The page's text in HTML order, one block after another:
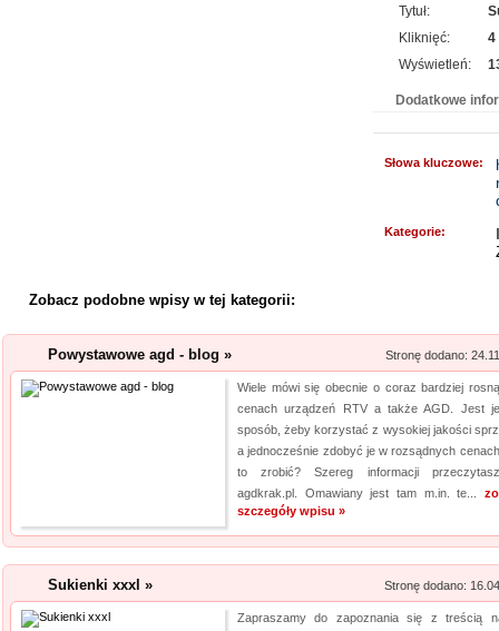
Profile aluminiowe
Jesteśmy firmą
Archiwizacja
Oferujemy zgłaszającym się
archiwizacyjne. Dzięki nam
Producent
Szukasz godnego zaufania
przejrzyj naszą propozycję.
pasteryzacji i szereg innych
jeżeli tym, czego szukasz, są
Rehabilitacja
Mikropolaryzacja mózgu, to
o powrót do pełnej
nieinwazyjna. Wykonuje ją
Tytuł:
Kliknięć:
4
Wyświetleń:
Dodatkowe
Słowa kluczowe:
Kategorie:
Zobacz podobne wpisy w tej kategorii:
Powystawowe agd - blog » Stronę dodano:
Wiele mówi się obecnie o coraz bardziej
cenach urządzeń RTV a także AGD. Jest
sposób, żeby korzystać z wysokiej jakości
a jednocześnie zdobyć je w rozsądnych
to zrobić? Szereg informacji
agdkrak.pl. Omawiany jest tam m.in. te...
szczegóły wpisu »
Sukienki xxxl » Stronę dodano:
Zapraszamy do zapoznania się z treścią